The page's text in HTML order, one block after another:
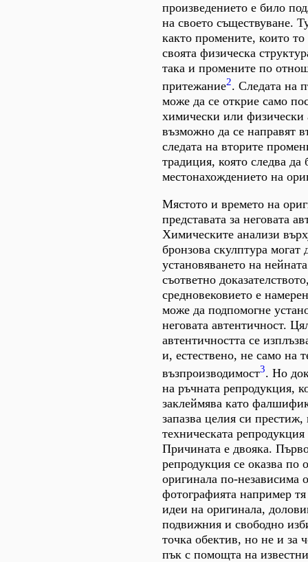
произведението е било
на своето съществуване.
както промените, които
своята физическа
така и промените по
притежание2. Следата на
може да се открие само
химически или физически
възможно да се направят
следата на вторите
традиция, която следва да
местонахождението на
Мястото и времето на
представата за неговата
Химическите анализи
бронзова скулптура могат
установяването на
съответно
средновековието е
може да подпомогне
неговата автентичност.
автентичността се
и, естествено, не само на
възпроизводимост3. Но
на ръчната репродукция,
заклеймява като
запазва целия си
техническата
Причината е двояка.
репродукция се оказва по
оригинала по-независима
фотографията например
идеи на оригинала,
подвижния и свободно
точка обектив, но не и за
пък с помощта на